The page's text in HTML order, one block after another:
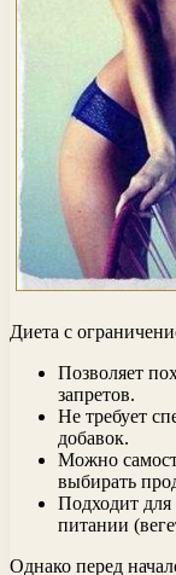
Диета с
Позволяет
запретов.
Не требует
добавок.
Можно
выбирать
Подходит
питании
Однако перед